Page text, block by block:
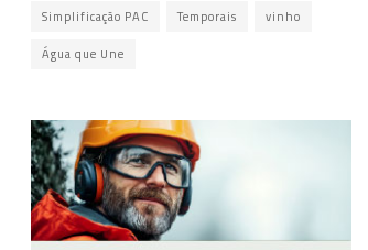
Simplificação PAC Temporais vinho
Água que Une